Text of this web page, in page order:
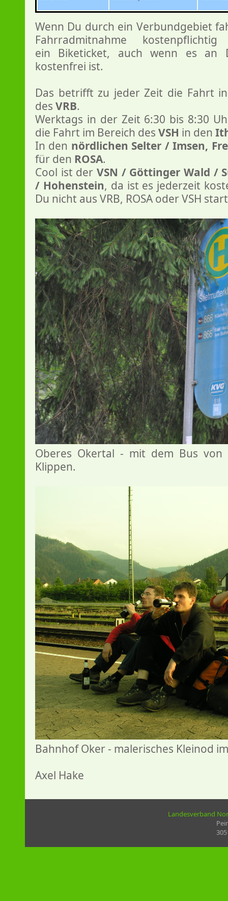
Wenn Du durch ein Verbundgebiet
Fahrradmitnahme
ein Biketicket, auch wenn es an
kostenfrei ist.
Das betrifft zu jeder Zeit die Fahrt
des VRB.
Werktags in der Zeit 6:30 bis 8:30
die Fahrt im Bereich des VSH in den
In den nördlichen Selter / Imsen,
für den ROSA.
Cool ist derVSN / Göttinger Wald /
/ Hohenstein, da ist es jederzeit
Du nicht aus VRB, ROSA oder VSH
Oberes Okertal - mit dem Bus
Klippen.
Bahnhof Oker - malerisches Kleinod
Axel Hake
Landesverband